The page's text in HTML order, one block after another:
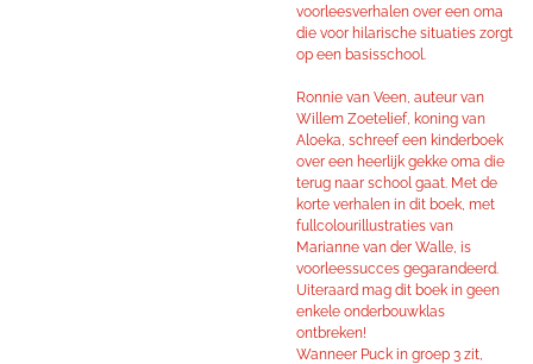
voorleesverhalen over een oma
die voor hilarische situaties zorgt
op een basisschool.
Ronnie van Veen, auteur van
Willem Zoetelief, koning van
Aloeka, schreef een kinderboek
over een heerlijk gekke oma die
terug naar school gaat. Met de
korte verhalen in dit boek, met
fullcolourillustraties van
Marianne van der Walle, is
voorleessucces gegarandeerd.
Uiteraard mag dit boek in geen
enkele onderbouwklas
ontbreken!
Wanneer Puck in groep 3 zit,